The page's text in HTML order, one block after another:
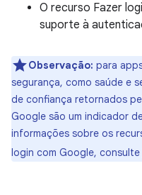
O recurso Fazer
suporte à
Observação: para
segurança, como saúde e
de confiança retornados
Google são um indicador
informações sobre os
login com Google, consulte